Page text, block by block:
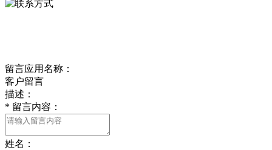
留言应用名称：
客户留言
描述：
* 留言内容：
姓名：